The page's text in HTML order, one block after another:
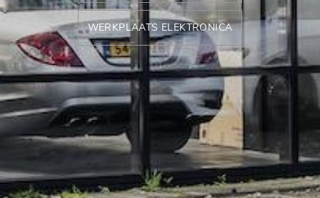
WERKPLAATS ELEKTRONICA